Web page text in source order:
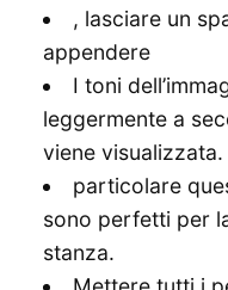
, lasciare un
appendere
I toni
leggermente a
viene visualizzata.
particolare
sono perfetti per
stanza.